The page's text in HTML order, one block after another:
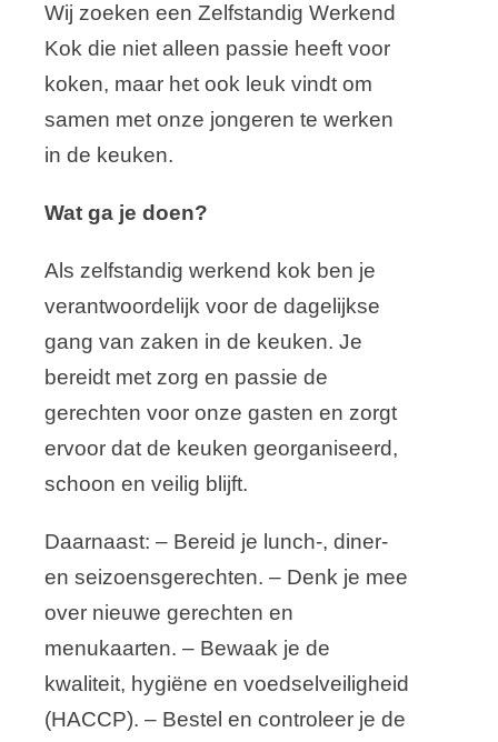
Wij zoeken een Zelfstandig Werkend
Kok die niet alleen passie heeft voor
koken, maar het ook leuk vindt om
samen met onze jongeren te werken
in de keuken.
Wat ga je doen?
Als zelfstandig werkend kok ben je
verantwoordelijk voor de dagelijkse
gang van zaken in de keuken. Je
bereidt met zorg en passie de
gerechten voor onze gasten en zorgt
ervoor dat de keuken georganiseerd,
schoon en veilig blijft.
Daarnaast: – Bereid je lunch-, diner-
en seizoensgerechten. – Denk je mee
over nieuwe gerechten en
menukaarten. – Bewaak je de
kwaliteit, hygiëne en voedselveiligheid
(HACCP). – Bestel en controleer je de